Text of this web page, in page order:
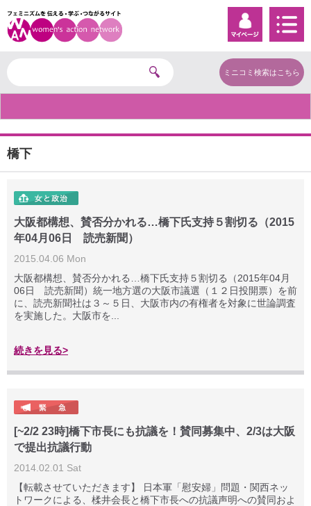
ミニコミ検索はこちら
橋下
大阪都構想、賛否分かれる…橋下氏支持５割切る（2015
年04月06日 読売新聞）
2015.04.06 Mon
大阪都構想、賛否分かれる…橋下氏支持５割切る（2015年04月
06日 読売新聞）統一地方選の大阪市議選（１２日投開票）を前
に、読売新聞社は３～５日、大阪市内の有権者を対象に世論調査
を実施した。大阪市を...
続きを見る>
[~2/2 23時]橋下市長にも抗議を！賛同募集中、2/3は大阪
で提出抗議行動
2014.02.01 Sat
【転載させていただきます】 日本軍「慰安婦」問題・関西ネッ
トワークによる、楺井会長と橋下市長への抗議声明への賛同およ